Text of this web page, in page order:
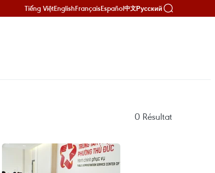
Tiếng ViệtEnglishFrançaisEspañol中文Русский
0 Résultat